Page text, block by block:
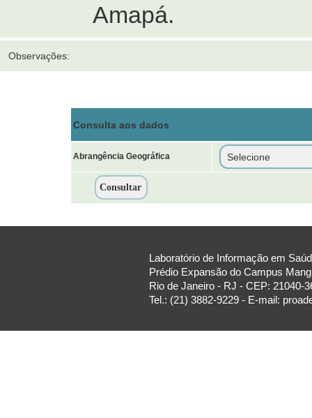
Amapá.
Observações:
Consulta aos dados
Abrangência Geográfica
Laboratório de Informação em
Prédio Expansão do Campus
Rio de Janeiro - RJ - CEP: 21040-
Tel.: (21) 3882-9229 - E-mail: